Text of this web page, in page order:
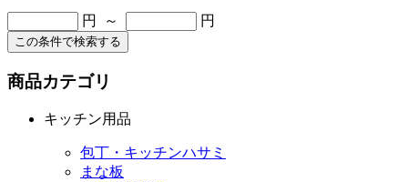
円 ～ 円
この条件で検索する
商品カテゴリ
キッチン用品
包丁・キッチンハサミ
まな板